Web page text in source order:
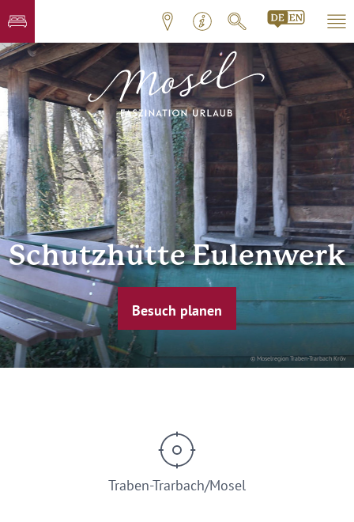
© Moselregion Traben-Trarbach Kröv
Schutzhütte Eulenwerk
Besuch planen
Traben-Trarbach/Mosel